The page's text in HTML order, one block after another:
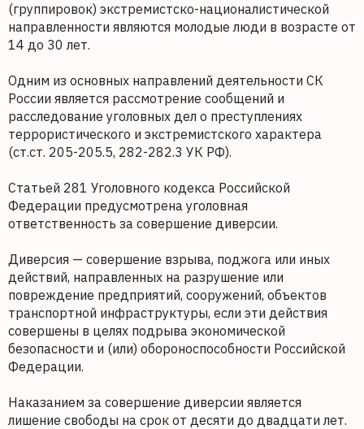
(группировок) экстремистско-националистической
направленности являются молодые люди в возрасте от
14 до 30 лет.
Одним из основных направлений деятельности СК
России является рассмотрение сообщений и
расследование уголовных дел о преступлениях
террористического и экстремистского характера
(ст.ст. 205-205.5, 282-282.3 УК РФ).
Статьей 281 Уголовного кодекса Российской
Федерации предусмотрена уголовная
ответственность за совершение диверсии.
Диверсия — совершение взрыва, поджога или иных
действий, направленных на разрушение или
повреждение предприятий, сооружений, объектов
транспортной инфраструктуры, если эти действия
совершены в целях подрыва экономической
безопасности и (или) обороноспособности Российской
Федерации.
Наказанием за совершение диверсии является
лишение свободы на срок от десяти до двадцати лет.